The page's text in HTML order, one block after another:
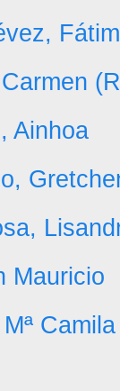
Ainhoa
Mauricio
Camila